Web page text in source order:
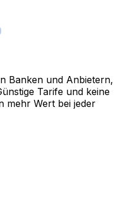
Banken und Anbietern,
Tarife und keine
mehr Wert bei jeder